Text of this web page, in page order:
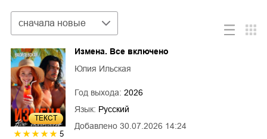
Сортировка
сначала новые
ТЕКСТ
5
Добавлено 30.07.2026 14:24
Измена. Все включено
Юлия Ильская
Год выхода: 2026
Язык: Русский